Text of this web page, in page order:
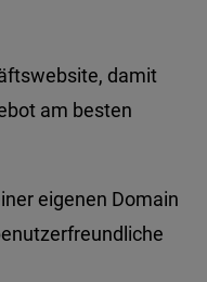
damit
am besten
eigenen Domain